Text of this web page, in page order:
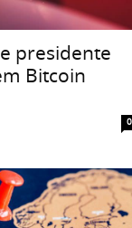
presidente
Bitcoin
0